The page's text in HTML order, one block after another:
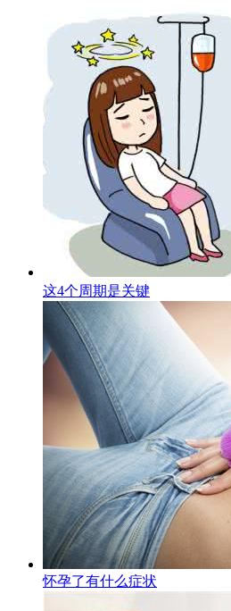
这4个周期是关键
怀孕了有什么症状